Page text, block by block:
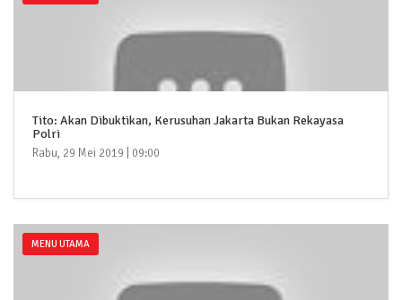
Tito: Akan Dibuktikan, Kerusuhan Jakarta Bukan Rekayasa
Polri
Rabu, 29 Mei 2019 | 09:00
MENU UTAMA